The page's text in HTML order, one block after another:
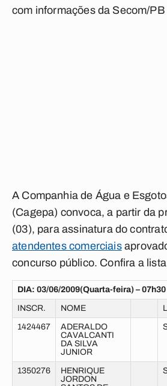
com informações da Secom/PB
A Companhia de Água e
(Cagepa) convoca, a partir da
(03), para assinatura do
atendentes comerciais
concurso público. Confira a
DIA: 03/06/2009(Quarta-feira) – 07h30
INSCR. NOME
1424467
ADERALDO
CAVALCANTI
DA SILVA
JUNIOR
1350276
HENRIQUE
JORDON